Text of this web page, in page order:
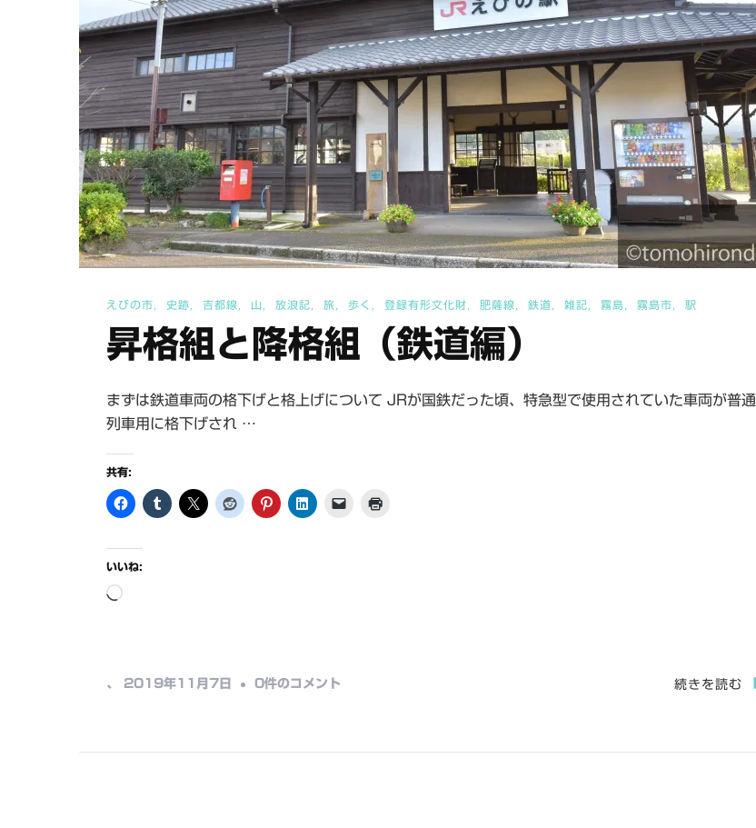
えびの市 史跡 吉都線 山 放浪記 旅 歩く 登録有形文化財 肥薩線 鉄道 雑記 霧島 霧島市 駅
昇格組と降格組（鉄道編）
まずは鉄道車両の格下げと格上げについて JRが国鉄だった頃、特急型で使用されていた車両が普通
列車用に格下げされ …
共有:
いいね:
読
中…
、 2019年11月7日 昇
0件のコメント 続きを読む